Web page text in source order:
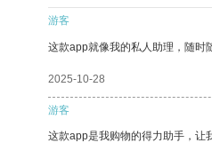
游客
这款app就像我的私人助理，随时
2025-10-28
游客
这款app是我购物的得力助手，让